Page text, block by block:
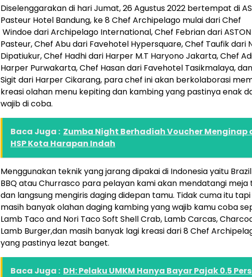
Diselenggarakan di hari Jumat, 26 Agustus 2022 bertempat di
Pasteur Hotel Bandung, ke 8 Chef Archipelago mulai dari Chef
Windoe dari Archipelago International, Chef Febrian dari ASTON
Pasteur, Chef Abu dari Favehotel Hypersquare, Chef Taufik dari
Dipatiukur, Chef Hadhi dari Harper M.T Haryono Jakarta, Chef
Harper Purwakarta, Chef Hasan dari Favehotel Tasikmalaya,
Sigit dari Harper Cikarang, para chef ini akan berkolaborasi
kreasi olahan menu kepiting dan kambing yang pastinya enak
wajib di coba.
Baca Juga : Zumba Night Berhadiah Voucher Menginap
HSP Kota Harapan Indah
Menggunakan teknik yang jarang dipakai di Indonesia yaitu
BBQ atau Churrasco para pelayan kami akan mendatangi meja
dan langsung mengiris daging didepan tamu. Tidak cuma itu tapi
masih banyak olahan daging kambing yang wajib kamu coba
Lamb Taco and Nori Taco Soft Shell Crab, Lamb Carcas,
Lamb Burger,dan masih banyak lagi kreasi dari 8 Chef
yang pastinya lezat banget.
Baca Juga : DH: Pelaku UMKM Hanya Bayar Pajak 0.5